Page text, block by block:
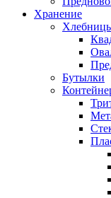
Хранение
Бутылки